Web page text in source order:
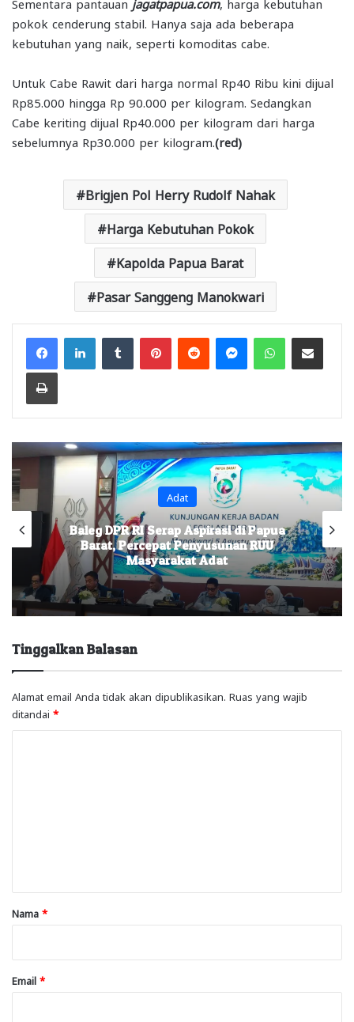
Sementara pantauan jagatpapua.com, harga kebutuhan
pokok cenderung stabil. Hanya saja ada beberapa
kebutuhan yang naik, seperti komoditas cabe.
Untuk Cabe Rawit dari harga normal Rp40 Ribu kini dijual
Rp85.000 hingga Rp 90.000 per kilogram. Sedangkan
Cabe keriting dijual Rp40.000 per kilogram dari harga
sebelumnya Rp30.000 per kilogram. (red)
Brigjen Pol Herry Rudolf Nahak
Harga Kebutuhan Pokok
Kapolda Papua Barat
Pasar Sanggeng Manokwari
FacebookLinkedInTumblr PinterestReddit MessengerWhatsAppShare via Email
Print
Adat
Baleg DPR RI Serap Aspirasi di Papua
Barat, Percepat Penyusunan RUU
Masyarakat Adat
Tinggalkan Balasan
Alamat email Anda tidak akan dipublikasikan. Ruas yang wajib
ditandai *
rNama *
Email *